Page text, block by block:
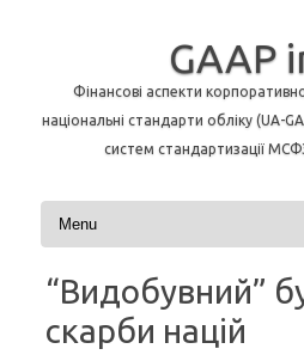
GAAP
Фінансові аспекти
національні стандарти обліку (UA-
систем стандартизації
Перейти до контенту
“Видобувний”
скарби націй